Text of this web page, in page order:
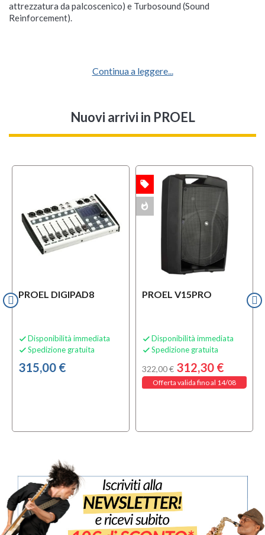
attrezzatura da palcoscenico) e Turbosound (Sound
Reinforcement).
Continua a leggere...
Nuovi arrivi in PROEL
PROEL DIGIPAD8
 Disponibilità immediata
 Spedizione gratuita
315,00 €
PROEL V15PRO
 Disponibilità immediata
 Spedizione gratuita
322,00 € 312,30 €
Offerta valida fino al 14/08
local_offer
MULTIPACK whatshot